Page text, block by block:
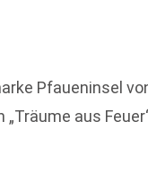
Pfaueninsel
aus